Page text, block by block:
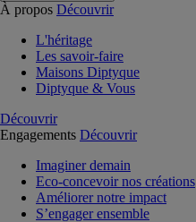
À propos Découvrir
L'héritage
Les savoir-faire
Maisons Diptyque
Diptyque & Vous
Découvrir
Engagements Découvrir
Imaginer demain
Eco-concevoir nos créations
Améliorer notre impact
S’engager ensemble